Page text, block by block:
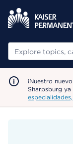
Buscar
¡Nuestro
Sharpsburg